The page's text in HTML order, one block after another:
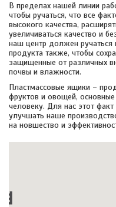
В пределах нашей линии
чтобы ручаться, что все
высокого качества,
увеличиваться качество и
наш центр должен ручаться
продукта также, чтобы
защищенные от различных
почвы и влажности.
Пластмассовые ящики –
фруктов и овощей,
человеку. Для нас этот
улучшать наше
на новшество и